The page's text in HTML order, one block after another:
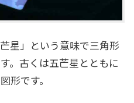
星」という意味で三角形
。古くは五芒星とともに
形です。